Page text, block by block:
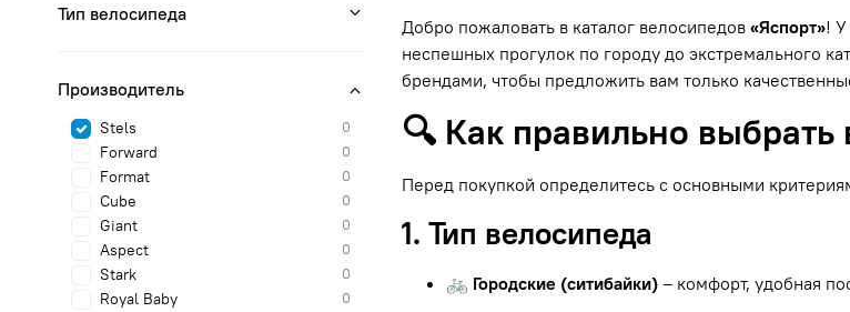
Добро пожаловать в каталог велосипедов «Яспорт»!
неспешных прогулок по городу до экстремального
брендами, чтобы предложить вам только
🔍 Как правильно выбрать
Перед покупкой определитесь с основными
1. Тип велосипеда
🚲 Городские (ситибайки) – комфорт, удобная
Тип велосипеда
Производитель
Stels 0
Forward 0
Format 0
Cube 0
Giant 0
Aspect 0
Stark 0
Royal Baby 0